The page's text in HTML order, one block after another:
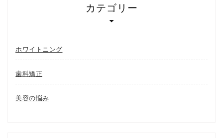
カテゴリー
ホワイトニング
歯科矯正
美容の悩み